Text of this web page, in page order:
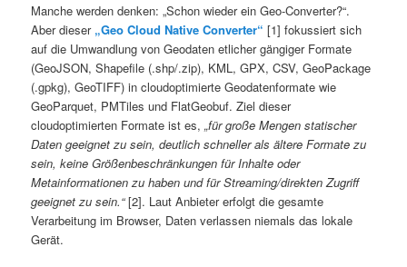
Manche werden denken: „Schon wieder ein Geo-Converter?“.
Aber dieser „Geo Cloud Native Converter“ [1] fokussiert sich
auf die Umwandlung von Geodaten etlicher gängiger Formate
(GeoJSON, Shapefile (.shp/.zip), KML, GPX, CSV, GeoPackage
(.gpkg), GeoTIFF) in cloudoptimierte Geodatenformate wie
GeoParquet, PMTiles und FlatGeobuf. Ziel dieser
cloudoptimierten Formate ist es,„für große Mengen statischer
Daten geeignet zu sein, deutlich schneller als ältere Formate zu
sein, keine Größenbeschränkungen für Inhalte oder
Metainformationen zu haben und für Streaming/direkten Zugriff
geeignet zu sein.“[2]. Laut Anbieter erfolgt die gesamte
Verarbeitung im Browser, Daten verlassen niemals das lokale
Gerät.